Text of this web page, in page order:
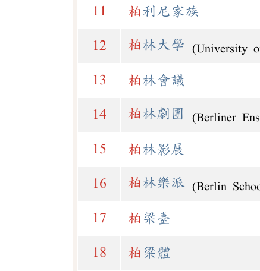
11 柏利尼家族
12 柏林大學 (University
13 柏林會議
14 柏林劇團 (Berliner
15 柏林影展
16 柏林樂派 (Berlin
17 柏 梁臺
18 柏 梁體